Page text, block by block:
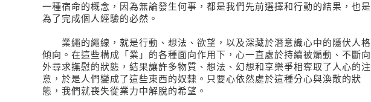
一種宿命的概念，因為無論發生何事，都是我們先前選擇和行動的結果，也是
為了完成個人經驗的必然。
業繩的繩線，就是行動、想法、欲望，以及深藏於潛意識心中的隱伏人格
傾向。在這些構成「業」的各種面向作用下，心一直處於持續被煽動、不斷向
外尋求撫慰的狀態，結果讓許多物質、想法、幻想和享樂爭相奪取了人心的注
意，於是人們變成了這些東西的奴隸。只要心依然處於這種分心與渙散的狀
態，我們就喪失從業力中解脫的希望。